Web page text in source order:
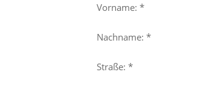
Vorname: *
Nachname: *
Straße: *